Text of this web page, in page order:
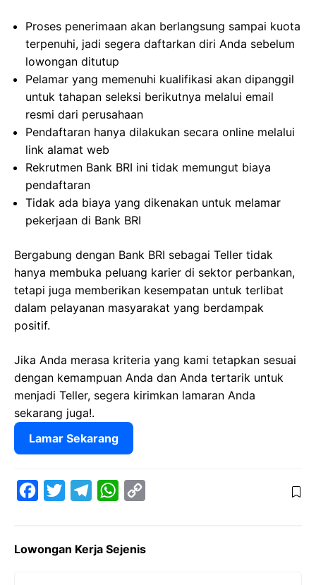
Proses penerimaan akan berlangsung sampai kuota
terpenuhi, jadi segera daftarkan diri Anda sebelum
lowongan ditutup
Pelamar yang memenuhi kualifikasi akan dipanggil
untuk tahapan seleksi berikutnya melalui email
resmi dari perusahaan
Pendaftaran hanya dilakukan secara online melalui
link alamat web
Rekrutmen Bank BRI ini tidak memungut biaya
pendaftaran
Tidak ada biaya yang dikenakan untuk melamar
pekerjaan di Bank BRI
Bergabung dengan Bank BRI sebagai Teller tidak
hanya membuka peluang karier di sektor perbankan,
tetapi juga memberikan kesempatan untuk terlibat
dalam pelayanan masyarakat yang berdampak
positif.
Jika Anda merasa kriteria yang kami tetapkan sesuai
dengan kemampuan Anda dan Anda tertarik untuk
menjadi Teller, segera kirimkan lamaran Anda
sekarang juga!.
Lamar Sekarang
e
t
e
W
t
y
Lowongan Kerja Sejenis